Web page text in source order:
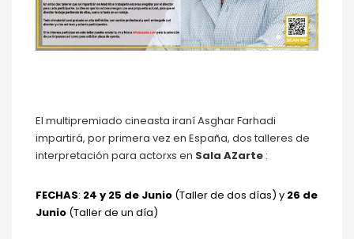
El multipremiado cineasta iraní Asghar Farhadi
impartirá, por primera vez en España, dos talleres de
interpretación para actorxs en Sala AZarte :
FECHAS: 24 y 25 de Junio (Taller de dos días) y 26 de
Junio (Taller de un día)